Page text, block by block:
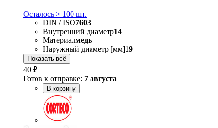
Осталось > 100 шт.
DIN / ISO7603
Внутренний диаметр14
Материалмедь
Наружный диаметр [мм]19
Показать всё
40 ₽
Готов к отправке: 7 августа
В корзину